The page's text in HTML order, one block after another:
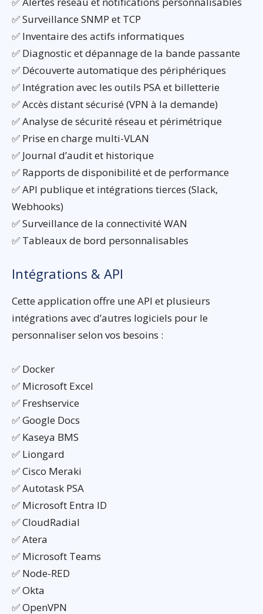
✅ Surveillance SNMP et TCP
✅ Inventaire des actifs informatiques
✅ Diagnostic et dépannage de la bande passante
✅ Découverte automatique des périphériques
✅ Intégration avec les outils PSA et billetterie
✅ Accès distant sécurisé (VPN à la demande)
✅ Analyse de sécurité réseau et périmétrique
✅ Prise en charge multi-VLAN
✅ Journal d’audit et historique
✅ Rapports de disponibilité et de performance
✅ API publique et intégrations tierces (Slack,
Webhooks)
✅ Surveillance de la connectivité WAN
✅ Tableaux de bord personnalisables
Intégrations & API
Cette application offre une API et plusieurs
intégrations avec d’autres logiciels pour le
personnaliser selon vos besoins :
✅ Docker
✅ Microsoft Excel
✅ Freshservice
✅ Google Docs
✅ Kaseya BMS
✅ Liongard
✅ Cisco Meraki
✅ Autotask PSA
✅ Microsoft Entra ID
✅ CloudRadial
✅ Atera
✅ Microsoft Teams
✅ Node-RED
✅ Okta
✅ OpenVPN